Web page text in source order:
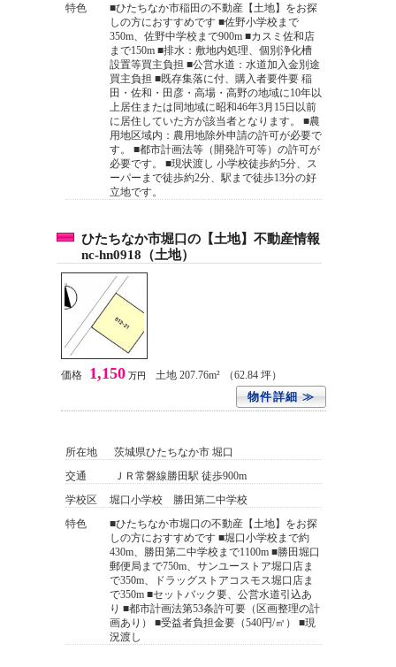
特色
■ひたちなか市稲田の不動産【土地】をお探
しの方におすすめです ■佐野小学校まで
350m、佐野中学校まで900m ■カスミ佐和店
まで150m ■排水：敷地内処理、個別浄化槽
設置等買主負担 ■公営水道：水道加入金別途
買主負担 ■既存集落に付、購入者要件要 稲
田・佐和・田彦・高場・高野の地域に10年以
上居住または同地域に昭和46年3月15日以前
に居住していた方が該当者となります。 ■農
用地区域内：農用地除外申請の許可が必要で
す。 ■都市計画法等（開発許可等）の許可が
必要です。 ■現状渡し 小学校徒歩約5分、ス
ーパーまで徒歩約2分、駅まで徒歩13分の好
立地です。
ひたちなか市堀口の【土地】不動産情報
nc-hn0918（土地）
価格 1,150 万円 土地 207.76m² （62.84 坪）
物件詳細 ≫
所在地
茨城県ひたちなか市 堀口
交通
ＪＲ常磐線勝田駅 徒歩900m
学校区
堀口小学校 勝田第二中学校
特色
■ひたちなか市堀口の不動産【土地】をお探
しの方におすすめです ■堀口小学校まで約
430m、勝田第二中学校まで1100m ■勝田堀口
郵便局まで750m、サンユーストア堀口店ま
で350m、ドラッグストアコスモス堀口店ま
で350m ■セットバック要、公営水道引込あ
り ■都市計画法第53条許可要（区画整理の計
画あり） ■受益者負担金要（540円/㎡） ■現
況渡し